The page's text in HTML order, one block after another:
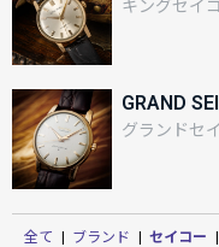
キングセイ
GRAND
グランドセ
全て ブランド セイコー